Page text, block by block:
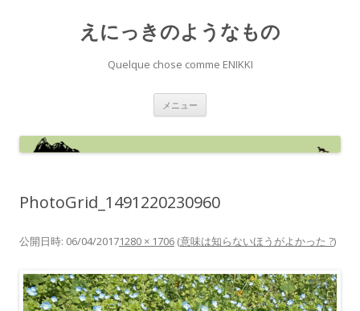
えにっきのようなもの
Quelque chose comme ENIKKI
メニュー
ン
へ
プ
PhotoGrid_1491220230960
公開日時: 06/04/20171280 × 1706 (意味は知らないほうがよかった ?)